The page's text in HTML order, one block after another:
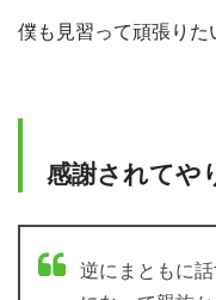
僕も見習って頑張りた
感謝されてや
逆にまともに